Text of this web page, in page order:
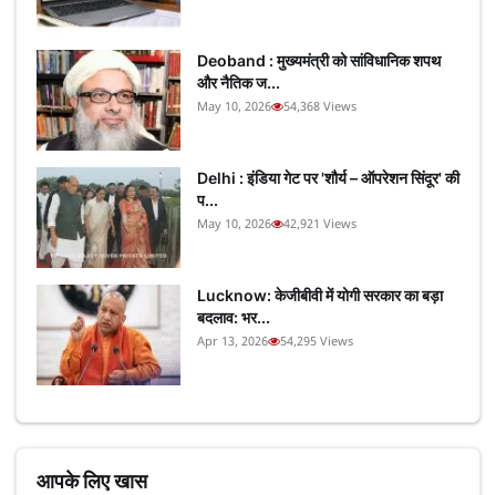
Deoband : मुख्यमंत्री को सांविधानिक शपथ
और नैतिक ज...
May 10, 2026 54,368 Views
Delhi : इंडिया गेट पर 'शौर्य – ऑपरेशन सिंदूर' की
प...
May 10, 2026 42,921 Views
Lucknow: केजीबीवी में योगी सरकार का बड़ा
बदलाव: भर...
Apr 13, 2026 54,295 Views
आपके लिए खास